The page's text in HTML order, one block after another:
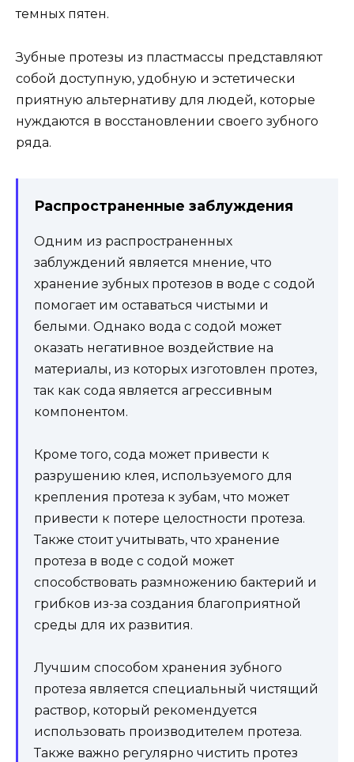
темных пятен.
Зубные протезы из пластмассы представляют
собой доступную, удобную и эстетически
приятную альтернативу для людей, которые
нуждаются в восстановлении своего зубного
ряда.
Распространенные заблуждения
Одним из распространенных
заблуждений является мнение, что
хранение зубных протезов в воде с содой
помогает им оставаться чистыми и
белыми. Однако вода с содой может
оказать негативное воздействие на
материалы, из которых изготовлен протез,
так как сода является агрессивным
компонентом.
Кроме того, сода может привести к
разрушению клея, используемого для
крепления протеза к зубам, что может
привести к потере целостности протеза.
Также стоит учитывать, что хранение
протеза в воде с содой может
способствовать размножению бактерий и
грибков из-за создания благоприятной
среды для их развития.
Лучшим способом хранения зубного
протеза является специальный чистящий
раствор, который рекомендуется
использовать производителем протеза.
Также важно регулярно чистить протез